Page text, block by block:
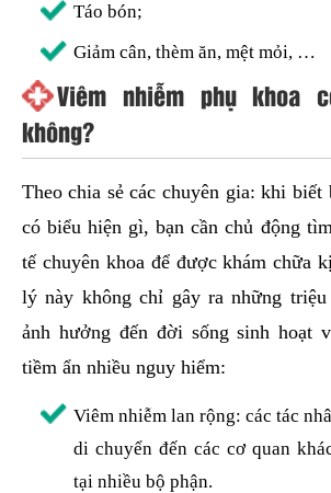
Táo bón;
Giảm cân, thèm ăn, mệt mỏi, …
Viêm nhiễm phụ khoa
không?
Theo chia sẻ các chuyên gia: khi biết
có biểu hiện gì, bạn cần chủ động
tế chuyên khoa để được khám chữa
lý này không chỉ gây ra những
ảnh hưởng đến đời sống sinh hoạt
tiềm ẩn nhiều nguy hiểm:
Viêm nhiễm lan rộng: các tác
di chuyển đến các cơ quan
tại nhiều bộ phận.